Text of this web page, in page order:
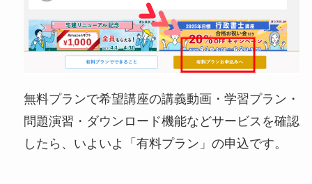
無料プランで希望講座の講義動画・学習プラン・
問題演習・ダウンロード機能などサービスを確認
したら、いよいよ「有料プラン」の申込です。